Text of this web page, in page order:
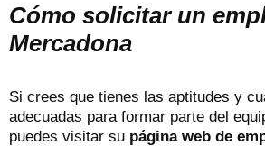
Cómo solicitar un
Mercadona
Si crees que tienes las aptitudes y
adecuadas para formar parte del
puedes visitar su página web de